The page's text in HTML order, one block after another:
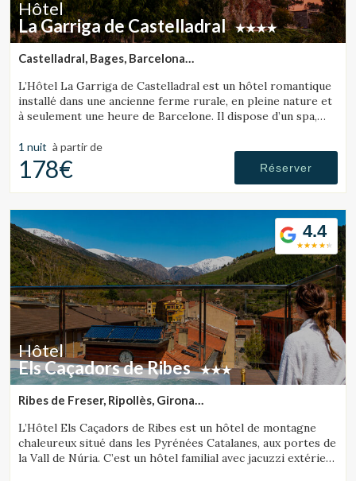
Hôtel
La Garriga de Castelladral
Castelladral, Bages, Barcelona
L’Hôtel La Garriga de Castelladral est un hôtel romantique
installé dans une ancienne ferme rurale, en pleine nature et
à seulement une heure de Barcelone. Il dispose d’un spa,
1 nuit à partir de
178€ Réserver
4.4
Hôtel
Els Caçadors de Ribes
Ribes de Freser, Ripollès, Girona
L’Hôtel Els Caçadors de Ribes est un hôtel de montagne
chaleureux situé dans les Pyrénées Catalanes, aux portes de
la Vall de Núria. C’est un hôtel familial avec jacuzzi extérieur